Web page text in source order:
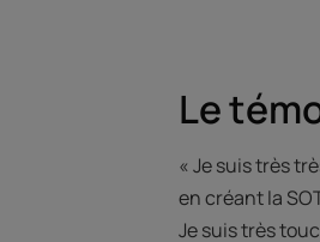
Le
« Je suis très
en créant la
Je suis très